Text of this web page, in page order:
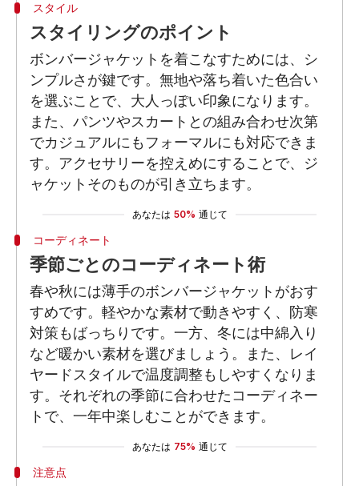
スタイル
スタイリングのポイント
ボンバージャケットを着こなすためには、シ
ンプルさが鍵です。無地や落ち着いた色合い
を選ぶことで、大人っぽい印象になります。
また、パンツやスカートとの組み合わせ次第
でカジュアルにもフォーマルにも対応できま
す。アクセサリーを控えめにすることで、ジ
ャケットそのものが引き立ちます。
あなたは 50% 通じて
コーディネート
季節ごとのコーディネート術
春や秋には薄手のボンバージャケットがおす
すめです。軽やかな素材で動きやすく、防寒
対策もばっちりです。一方、冬には中綿入り
など暖かい素材を選びましょう。また、レイ
ヤードスタイルで温度調整もしやすくなりま
す。それぞれの季節に合わせたコーディネー
トで、一年中楽しむことができます。
あなたは 75% 通じて
注意点